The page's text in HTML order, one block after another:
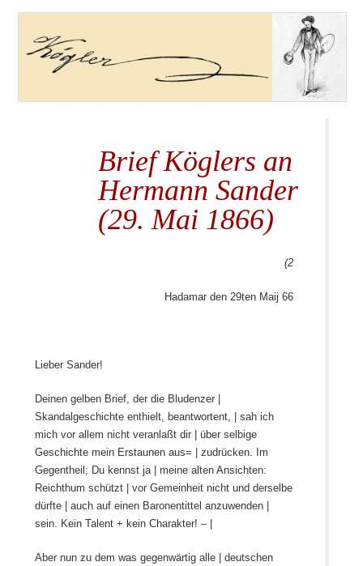
Brief Köglers an
Hermann Sander
(29. Mai 1866)
(2
Hadamar den 29ten Maij 66
Lieber Sander!
Deinen gelben Brief, der die Bludenzer |
Skandalgeschichte enthielt, beantwortent, | sah ich
mich vor allem nicht veranlaßt dir | über selbige
Geschichte mein Erstaunen aus= | zudrücken. Im
Gegentheil; Du kennst ja | meine alten Ansichten:
Reichthum schützt | vor Gemeinheit nicht und derselbe
dürfte | auch auf einen Baronentittel anzuwenden |
sein. Kein Talent + kein Charakter! – |
Aber nun zu dem was gegenwärtig alle | deutschen